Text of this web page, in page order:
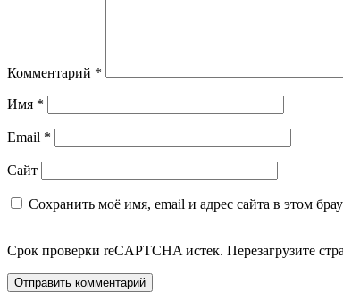
Комментарий *
Имя *
Email *
Сайт
Сохранить моё имя, email и адрес сайта в этом
Срок проверки reCAPTCHA истек. Перезагрузите